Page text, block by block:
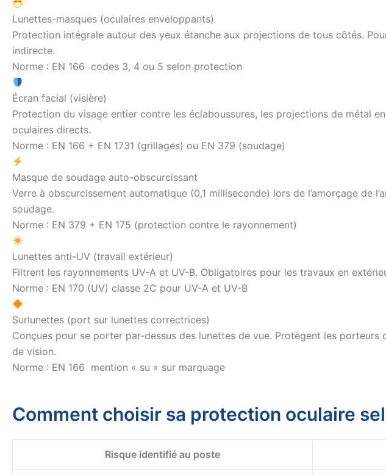
Lunettes-masques (oculaires enveloppants)
Protection intégrale autour des yeux étanche aux projections de tous côtés.
indirecte.
Norme : EN 166 codes 3, 4 ou 5 selon protection
Écran facial (visière)
Protection du visage entier contre les éclaboussures, les projections de métal
oculaires directs.
Norme : EN 166 + EN 1731 (grillages) ou EN 379 (soudage)
Masque de soudage auto-obscurcissant
Verre à obscurcissement automatique (0,1 milliseconde) lors de l’amorçage de
soudage.
Norme : EN 379 + EN 175 (protection contre le rayonnement)
Lunettes anti-UV (travail extérieur)
Filtrent les rayonnements UV-A et UV-B. Obligatoires pour les travaux en
Norme : EN 170 (UV) classe 2C pour UV-A et UV-B
Surlunettes (port sur lunettes correctrices)
Conçues pour se porter par-dessus des lunettes de vue. Protègent les
de vision.
Norme : EN 166 mention « su » sur marquage
Comment choisir sa protection oculaire
Risque identifié au poste